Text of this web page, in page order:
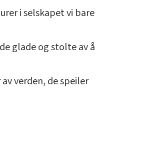
i selskapet vi bare
glade og stolte av å
verden, de speiler